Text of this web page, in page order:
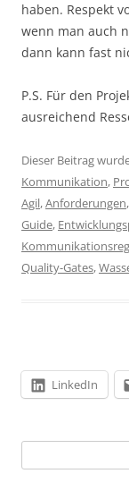
haben. Respekt
wenn man auch
dann kann fast
P.S. Für den
ausreichend
Dieser Beitrag
Kommunikation,
Agil,Anforderungen,
Guide,
Quality-Gates,
LinkedIn
nach: